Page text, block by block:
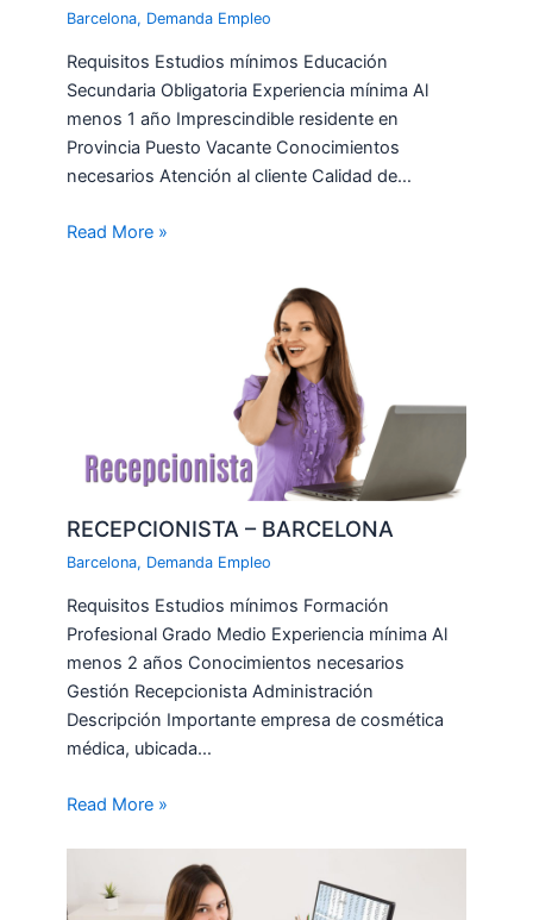
Barcelona, Demanda Empleo
Requisitos Estudios mínimos Educación
Secundaria Obligatoria Experiencia mínima Al
menos 1 año Imprescindible residente en
Provincia Puesto Vacante Conocimientos
necesarios Atención al cliente Calidad de…
Read More »
RECEPCIONISTA – BARCELONA
Barcelona, Demanda Empleo
Requisitos Estudios mínimos Formación
Profesional Grado Medio Experiencia mínima Al
menos 2 años Conocimientos necesarios
Gestión Recepcionista Administración
Descripción Importante empresa de cosmética
médica, ubicada…
Read More »